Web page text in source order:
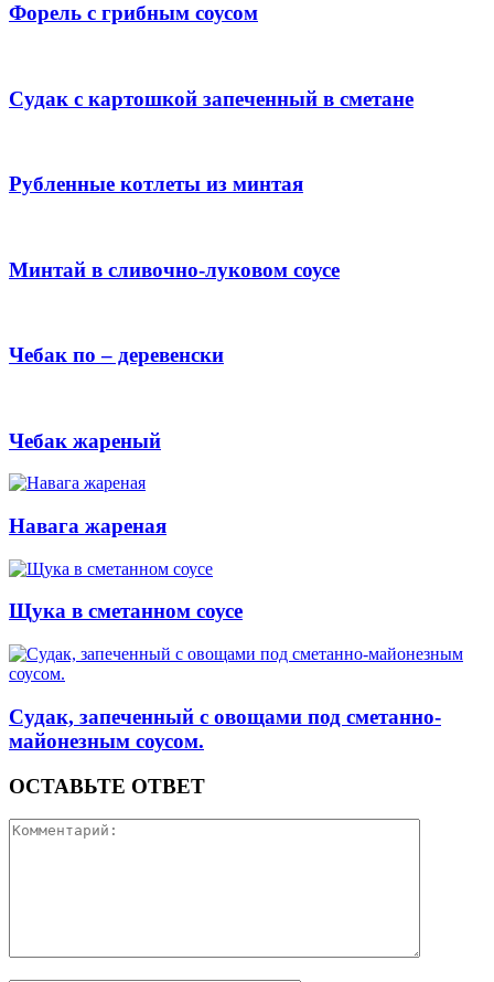
Форель с грибным соусом
Судак с картошкой запеченный в сметане
Рубленные котлеты из минтая
Минтай в сливочно-луковом соусе
Чебак по – деревенски
Чебак жареный
Навага жареная
Щука в сметанном соусе
Судак, запеченный с овощами под сметанно-
майонезным соусом.
ОСТАВЬТЕ ОТВЕТ